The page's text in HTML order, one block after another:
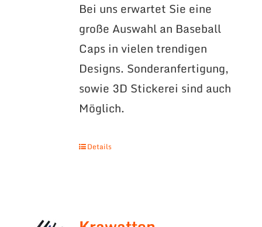
Bei uns erwartet Sie eine
große Auswahl an Baseball
Caps in vielen trendigen
Designs. Sonderanfertigung,
sowie 3D Stickerei sind auch
Möglich.
Details